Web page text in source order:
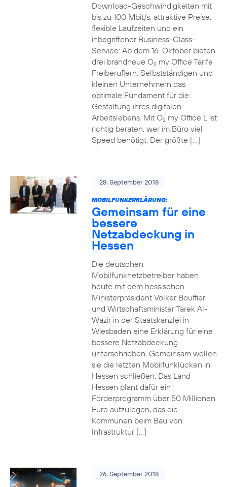
Download-Geschwindigkeiten mit
bis zu 100 Mbit/s, attraktive Preise,
flexible Laufzeiten und ein
inbegriffener Business-Class-
Service: Ab dem 16. Oktober bieten
drei brandneue O2my Office Tarife
Freiberuflern, Selbstständigen und
kleinen Unternehmern das
optimale Fundament für die
Gestaltung ihres digitalen
Arbeitslebens. Mit O2my Office L ist
richtig beraten, wer im Büro viel
Speed benötigt. Der größte […]
28. September 2018
MOBILFUNKERKLÄRUNG:
Gemeinsam für eine
bessere
Netzabdeckung in
Hessen
Die deutschen
Mobilfunknetzbetreiber haben
heute mit dem hessischen
Ministerpräsident Volker Bouffier
und Wirtschaftsminister Tarek Al-
Wazir in der Staatskanzlei in
Wiesbaden eine Erklärung für eine
bessere Netzabdeckung
unterschrieben. Gemeinsam wollen
sie die letzten Mobilfunklücken in
Hessen schließen. Das Land
Hessen plant dafür ein
Förderprogramm über 50 Millionen
Euro aufzulegen, das die
Kommunen beim Bau von
Infrastruktur […]
26. September 2018